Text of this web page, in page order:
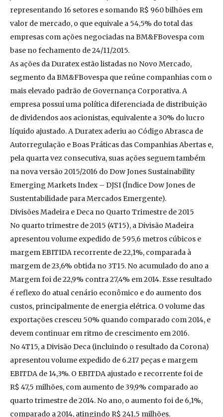
representando 16 setores e somando R$ 960 bilhões em
valor de mercado, o que equivale a 54,5% do total das
empresas com ações negociadas na BM&FBovespa com
base no fechamento de 24/11/2015.
As ações da Duratex estão listadas no Novo Mercado,
segmento da BM&FBovespa que reúne companhias com o
mais elevado padrão de Governança Corporativa. A
empresa possui uma política diferenciada de distribuição
de dividendos aos acionistas, equivalente a 30% do lucro
líquido ajustado. A Duratex aderiu ao Código Abrasca de
Autorregulação e Boas Práticas das Companhias Abertas e,
pela quarta vez consecutiva, suas ações seguem também
na nova versão 2015/2016 do Dow Jones Sustainability
Emerging Markets Index – DJSI (Índice Dow Jones de
Sustentabilidade para Mercados Emergente).
Divisões Madeira e Deca no Quarto Trimestre de 2015
No quarto trimestre de 2015 (4T15), a Divisão Madeira
apresentou volume expedido de 595,6 metros cúbicos e
margem EBITIDA recorrente de 22,1%, comparada à
margem de 23,6% obtida no 3T15. No acumulado do ano a
Margem foi de 22,9% contra 27,4% em 2014. Esse resultado
é reflexo do atual cenário econômico e do aumento dos
custos, principalmente de energia elétrica. O volume das
exportações cresceu 50% quando comparado com 2014, e
devem continuar em ritmo de crescimento em 2016.
No 4T15, a Divisão Deca (incluindo o resultado da Corona)
apresentou volume expedido de 6.217 peças e margem
EBITDA de 14,3%. O EBITDA ajustado e recorrente foi de
R$ 47,5 milhões, com aumento de 39,9% comparado ao
quarto trimestre de 2014. No ano, o aumento foi de 6,1%,
comparado a 2014, atingindo R$ 241,5 milhões.